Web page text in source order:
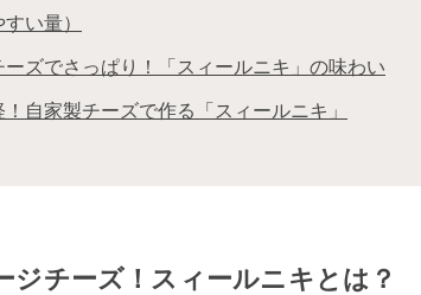
い量）
ーズでさっぱり！「スィールニキ」の味わい
自家製チーズで作る「スィールニキ」
ジチーズ！スィールニキとは？